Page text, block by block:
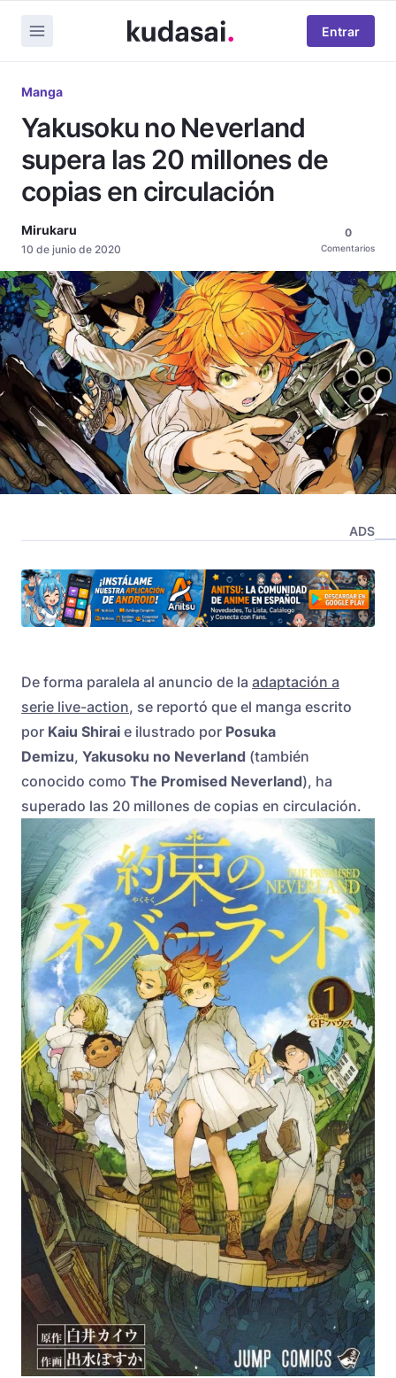
Entrar
Manga
Yakusoku no Neverland
supera las 20 millones de
copias en circulación
Mirukaru
10 de junio de 2020
0
Comentarios
ADS
De forma paralela al anuncio de la adaptación a
serie live-action, se reportó que el manga escrito
por Kaiu Shirai e ilustrado por Posuka
Demizu, Yakusoku no Neverland (también
conocido como The Promised Neverland), ha
superado las 20 millones de copias en circulación.